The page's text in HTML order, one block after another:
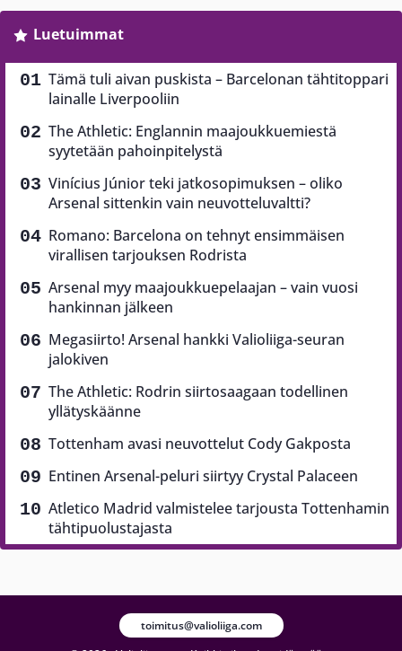
Luetuimmat
Tämä tuli aivan puskista – Barcelonan tähtitoppari
lainalle Liverpooliin
The Athletic: Englannin maajoukkuemiestä
syytetään pahoinpitelystä
Vinícius Júnior teki jatkosopimuksen – oliko
Arsenal sittenkin vain neuvotteluvaltti?
Romano: Barcelona on tehnyt ensimmäisen
virallisen tarjouksen Rodrista
Arsenal myy maajoukkuepelaajan – vain vuosi
hankinnan jälkeen
Megasiirto! Arsenal hankki Valioliiga-seuran
jalokiven
The Athletic: Rodrin siirtosaagaan todellinen
yllätyskäänne
Tottenham avasi neuvottelut Cody Gakposta
Entinen Arsenal-peluri siirtyy Crystal Palaceen
Atletico Madrid valmistelee tarjousta Tottenhamin
tähtipuolustajasta
toimitus@valioliiga.com